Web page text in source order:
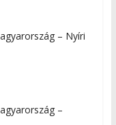
– Nyíri
–